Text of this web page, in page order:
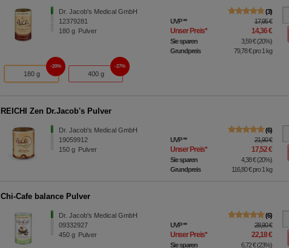
Dr. Jacob's Medical GmbH
12379281
180g Pulver
3
UVP** 17,95 €
Unser Preis* 14,36 €
Sie sparen 3,59 €(20%)
Grundpreis
79,78 €pro 1 kg
180 g
20%
400 g
27%
REICHI Zen Dr.Jacob's Pulver
Dr. Jacob's Medical GmbH
19059912
150g Pulver
6
UVP** 21,90 €
Unser Preis* 17,52 €
Sie sparen 4,38 €(20%)
Grundpreis
116,80 €pro 1 kg
Chi-Cafe balance Pulver
Dr. Jacob's Medical GmbH
09332927
450g Pulver
6
UVP** 28,90 €
Unser Preis* 22,18 €
Sie sparen 6,72 €(23%)